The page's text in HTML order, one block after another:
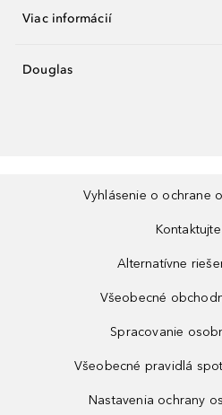
Viac informácií
Douglas
Vyhlásenie o ochrane
Alternatívne
Všeobecné
Spracovanie
Všeobecné pravidlá
Nastavenia ochrany